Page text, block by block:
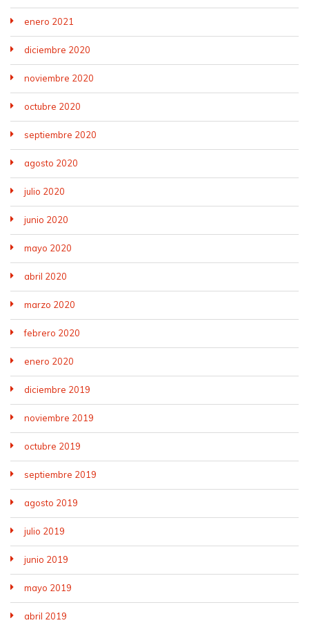
enero 2021
diciembre 2020
noviembre 2020
octubre 2020
septiembre 2020
agosto 2020
julio 2020
junio 2020
mayo 2020
abril 2020
marzo 2020
febrero 2020
enero 2020
diciembre 2019
noviembre 2019
octubre 2019
septiembre 2019
agosto 2019
julio 2019
junio 2019
mayo 2019
abril 2019